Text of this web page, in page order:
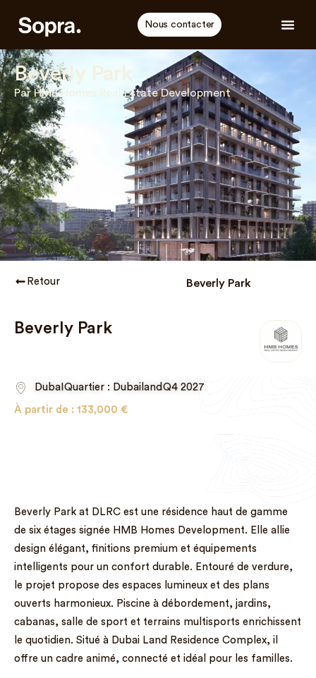
Nous contacter
Beverly Park
Par HMB Homes Real Estate Development
Retour Beverly Park
Beverly Park
DubaI Quartier : DubailandQ4 2027
À partir de : 133,000 €
Beverly Park at DLRC est une résidence haut de gamme
de six étages signée HMB Homes Development. Elle allie
design élégant, finitions premium et équipements
intelligents pour un confort durable. Entouré de verdure,
le projet propose des espaces lumineux et des plans
ouverts harmonieux. Piscine à débordement, jardins,
cabanas, salle de sport et terrains multisports enrichissent
le quotidien. Situé à Dubai Land Residence Complex, il
offre un cadre animé, connecté et idéal pour les familles.